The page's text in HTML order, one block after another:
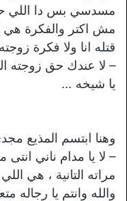
مسدسي بس دا اللي
مش اكتر والفكرة هي
قتله انا ولا فكرة
– لا عندك حق زوجته
يا شيخه …
وهنا ابتسم المذيع
– لا يا مدام ناني
مراته التانية ، هي
والله وانتم يا رجاله